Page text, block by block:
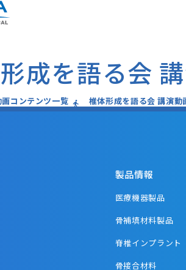
成を語る会
画コンテンツ一覧 椎体形成を語る会 講演
製品情報
医療機器製品
骨補填材料製品
脊椎インプラント
骨接合材料